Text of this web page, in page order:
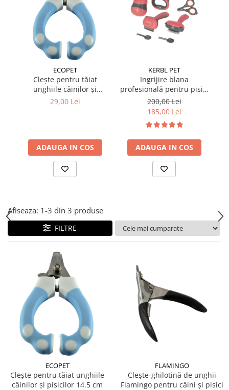
Suplimente și vitamine păsări și
Antidiareice
Laxative
Gel antiinflamator
ECOPET
Clește pentru tăiat
unghiile câinilor și
pisicilor 14.5 cm
29,00 Lei
ADAUGA IN COS
KERBL PET
Ingrijire blana
profesională pentru pisici
și câini de talie mică 7
piese
200,00 Lei
185,00 Lei
ADAUGA IN COS
Afiseaza: 1-3 din 3 produse
FILTRE
ECOPET
Clește pentru tăiat unghiile
câinilor și pisicilor 14.5 cm
FLAMINGO
Clește-ghilotină de unghii
Flamingo pentru câini și pisici